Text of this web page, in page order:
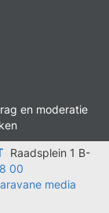
en moderatie
Raadsplein 1 B-
00
media